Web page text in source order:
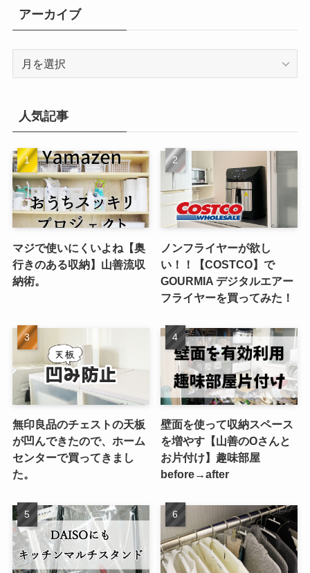
リ
ー
アーカイブ
ブ
人気記事
マジで使いにくいよね【奥
行きのある収納】山善流収
納術。
ノンフライヤーが欲し
い！！【COSTCO】で
GOURMIA デジタルエアー
フライヤーを買ってみた！
無印良品のチェストの天板
が凹んできたので、ホーム
センターで買ってきまし
た。
壁面を使って収納スペース
を増やす【山善のOさんと
お片付け】趣味部屋
before→after